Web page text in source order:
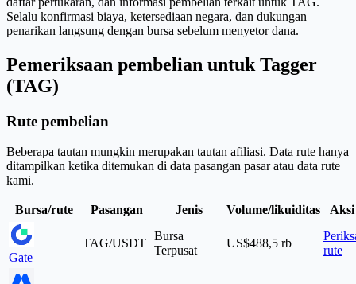
Selalu konfirmasi biaya, ketersediaan negara, dan dukungan
penarikan langsung dengan bursa sebelum menyetor dana.
Pemeriksaan pembelian untuk Tagger
(TAG)
Rute pembelian
Beberapa tautan mungkin merupakan tautan afiliasi. Data rute hanya
ditampilkan ketika ditemukan di data pasangan pasar atau data rute
kami.
Bursa/rute Pasangan Jenis Volume/likuiditas Aksi
Gate
TAG/USDT
Bursa
Terpusat
US$488,5 rb
rute